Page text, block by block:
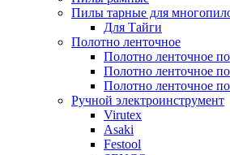
Пилы тарные для
Для Тайги
Полотно ленточное
Полотно ленточное
Полотно ленточное
Полотно ленточное
Ручной электроинструмент
Virutex
Asaki
Festool